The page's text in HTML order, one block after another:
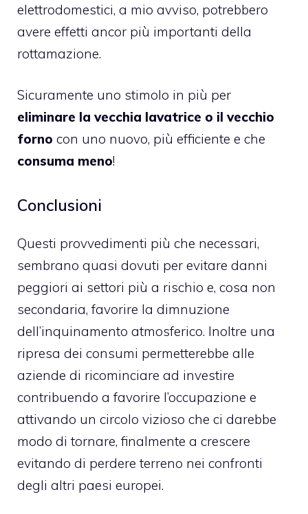
elettrodomestici, a mio avviso, potrebbero
avere effetti ancor più importanti della
rottamazione.
Sicuramente uno stimolo in più per
eliminare la vecchia lavatrice o il vecchio
forno con uno nuovo, più efficiente e che
consuma meno!
Conclusioni
Questi provvedimenti più che necessari,
sembrano quasi dovuti per evitare danni
peggiori ai settori più a rischio e, cosa non
secondaria, favorire la dimnuzione
dell’inquinamento atmosferico. Inoltre una
ripresa dei consumi permetterebbe alle
aziende di ricominciare ad investire
contribuendo a favorire l’occupazione e
attivando un circolo vizioso che ci darebbe
modo di tornare, finalmente a crescere
evitando di perdere terreno nei confronti
degli altri paesi europei.